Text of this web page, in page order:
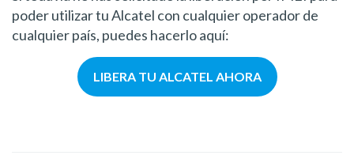
poder utilizar tu Alcatel con cualquier operador de
cualquier país, puedes hacerlo aquí:
LIBERA TU ALCATEL AHORA